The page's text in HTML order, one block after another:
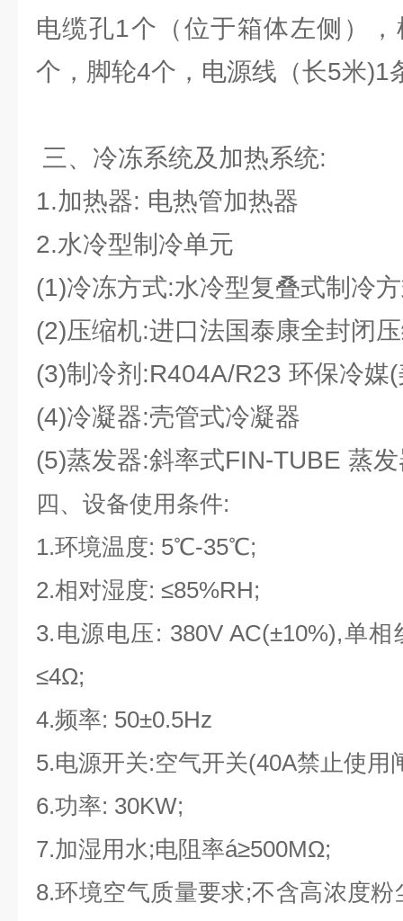
电缆孔1个（位于箱体左侧）
个，脚轮4个，电源线（长5米)1
三、冷冻系统及加热系统:
1.加热器: 电热管加热器
2.水冷型制冷单元
(1)冷冻方式:水冷型复叠式制冷
(2)压缩机:进口法国泰康全封闭
(3)制冷剂:R404A/R23 环保冷媒
(4)冷凝器:壳管式冷凝器
(5)蒸发器:斜率式FIN-TUBE 蒸
四、设备使用条件:
1.环境温度: 5℃-35℃;
2.相对湿度: ≤85%RH;
3.电源电压: 380V AC(±10%),单
≤4Ω;
4.频率: 50±0.5Hz
5.电源开关:空气开关(40A禁止使用
6.功率: 30KW;
7.加湿用水;电阻率á≥500MΩ;
8.环境空气质量要求;不含高浓度